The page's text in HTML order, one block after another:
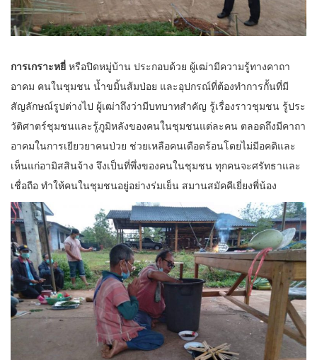
การเกราะหยี่ หรือปิดหมู่บ้าน ประกอบด้วย ผู้เฒ่ามีความรู้ทางคาถา
อาคม คนในชุมชน น้ำขมิ้นส้มป่อย และอุปกรณ์ที่ต้องทำการกั้นที่มี
สัญลักษณ์รูปต่างไป ผู้เฒ่าถึงว่ามีบทบาทสำคัญ รู้เรื่องราวชุมชน รู้ประ
วัติศาตร์ชุมชนและรู้ภูมิหลังของคนในชุมชนแต่ละคน ตลอดถึงมีคาถา
อาคมในการเยียวยาคนป่วย ช่วยเหลือคนเดือดร้อนโดยไม่มีอคติและ
เห็นแก่อามิสสินจ้าง จึงเป็นที่พึ่งของคนในชุมชน ทุกคนจะศรัทธาและ
เชื่อถือ ทำให้คนในชุมชนอยู่อย่างร่มเย็น สมานสมัคคีเยี่ยงพี่น้อง